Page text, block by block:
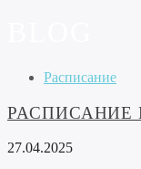
Расписание
РАСПИСАНИЕ
27.04.2025